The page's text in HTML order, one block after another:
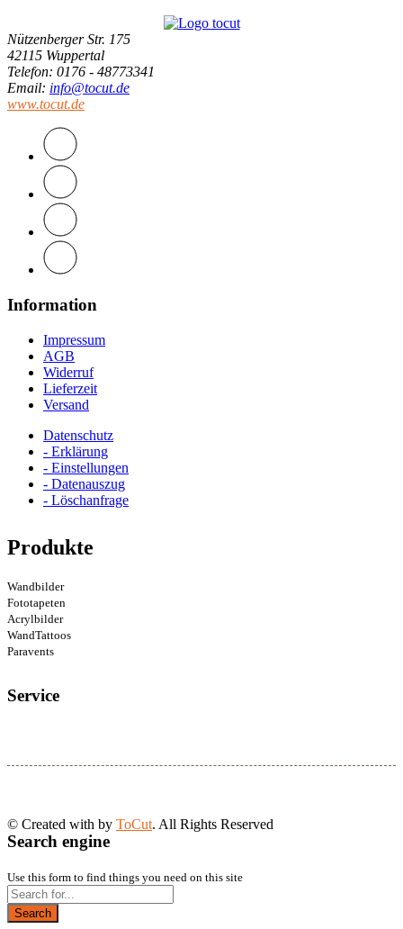
Nützenberger Str. 175
42115 Wuppertal
Telefon: 0176 - 48773341
Email: info@tocut.de
www.tocut.de
Information
Impressum
AGB
Widerruf
Lieferzeit
Versand
Datenschutz
- Erklärung
- Einstellungen
- Datenauszug
- Löschanfrage
Produkte
Wandbilder
Fototapeten
Acrylbilder
WandTattoos
Paravents
Service
© Created with by ToCut. All Rights Reserved
Search engine
Use this form to find things you need on this site
Search